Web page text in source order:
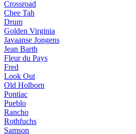
Crossroad
Сhee Tah
Drum
Golden Virginia
Javaanse Jongens
Jean Barth
Fleur du Pays
Fred
Look Out
Old Holborn
Pontiac
Pueblo
Rancho
Rothfuchs
Samson